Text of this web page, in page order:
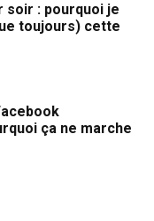
soir : pourquoi je
toujours) cette
ça ne marche